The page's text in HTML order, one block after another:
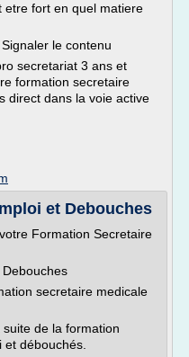
etre fort en quel matiere
le contenu
secretariat 3 ans et
formation secretaire
direct dans la voie active
et Debouches
Formation Secretaire
secretaire medicale
de la formation
débouchés.